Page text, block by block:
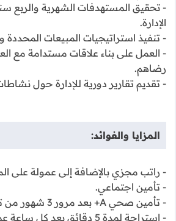
- تحقيق المستهدفات الشهرية والربع
الإدارة.
- تنفيذ استراتيجيات المبيعات المحددة
- العمل على بناء علاقات مستدامة مع
رضاهم.
- تقديم تقارير دورية للإدارة حول
المزايا والفوائد:
- راتب مجزي بالإضافة إلى عمولة على
- تأمين اجتماعي.
- تأمين صحي A+ بعد مرور 3 شهور من تاريخ الالتحاق بالعمل.
- استراحة لمدة 5 دقائق بعد